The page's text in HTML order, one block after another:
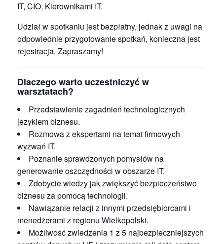
IT, CIO, Kierownikami IT.
Udział w spotkaniu jest bezpłatny, jednak z uwagi na
odpowiednie przygotowanie spotkań, konieczna jest
rejestracja. Zapraszamy!
Dlaczego warto uczestniczyć w
warsztatach?
Przedstawienie zagadnień technologicznych
jezykiem biznesu.
Rozmowa z ekspertami na temat firmowych
wyzwań IT.
Poznanie sprawdzonych pomysłów na
generowanie oszczędności w obszarze IT.
Zdobycie wiedzy jak zwiększyć bezpieczeństwo
biznesu za pomocą technologii.
Nawiązanie relacji z innymi przedsiębiorcami i
menedżerami z regionu Wielkopolski.
Możliwość zwiedzenia 1 z 5 najbezpieczniejszych